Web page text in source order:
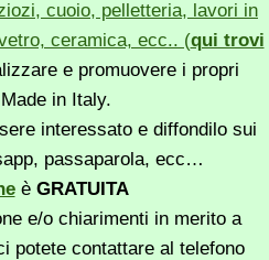
cuoio, pelletteria, lavori in
ceramica, ecc.. (qui trovi
e promuovere i propri
in Italy.
interessato e diffondilo sui
passaparola, ecc…
è GRATUITA
e/o chiarimenti in merito a
potete contattare al telefono